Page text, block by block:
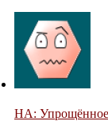
НА: Упрощённое